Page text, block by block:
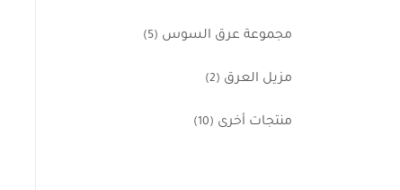
مجموعة عرق السوس (5)
مزيل العرق (2)
منتجات أخرى (10)